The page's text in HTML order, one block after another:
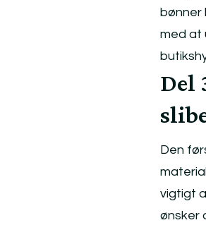
bønner
med at
Del
Den
vigtigt
ønsker